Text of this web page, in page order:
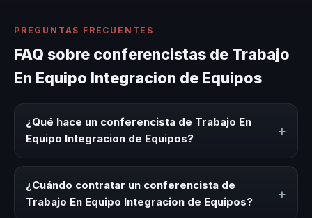
PREGUNTAS FRECUENTES
FAQ sobre conferencistas de Trabajo
En Equipo Integracion de Equipos
¿Qué hace un conferencista de Trabajo En
Equipo Integracion de Equipos?
+
Equipos es un experto que comparte conocimiento,
estrategias y experiencias sobre este tema en eventos
corporativos, convenciones y seminarios. Su objetivo es
¿Cuándo contratar un conferencista de
Trabajo En Equipo Integracion de Equipos?
+